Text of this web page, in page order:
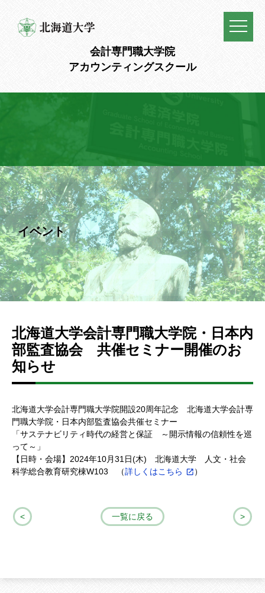
会計専門職大学院
アカウンティングスクール
イベント
北海道大学会計専門職大学院・日本内
部監査協会 共催セミナー開催のお
知らせ
北海道大学会計専門職大学院開設20周年記念 北海道大学会計専
門職大学院・日本内部監査協会共催セミナー
「サステナビリティ時代の経営と保証 ～開示情報の信頼性を巡
って～」
【日時・会場】2024年10月31日(木) 北海道大学 人文・社会
科学総合教育研究棟W103 （詳しくはこちら ）
< 一覧に戻る >